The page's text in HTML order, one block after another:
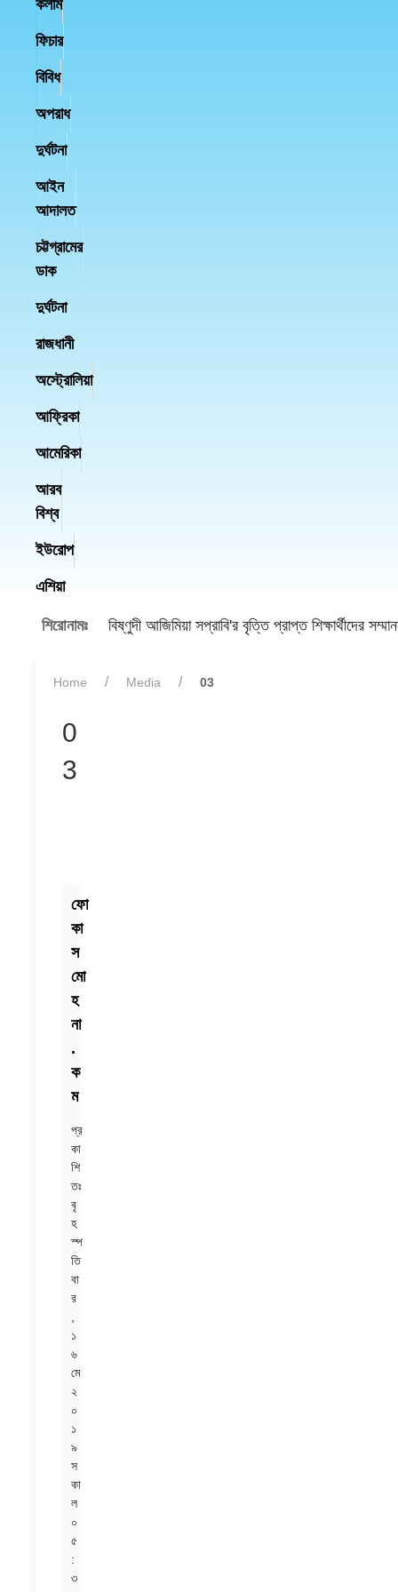
কলাম
ফিচার
বিবিধ
অপরাধ
দুর্ঘটনা
আইন
আদালত
চট্টগ্রামের
ডাক
দুর্ঘটনা
রাজধানী
অস্ট্রোলিয়া
আফ্রিকা
আমেরিকা
আরব
বিশ্ব
ইউরোপ
এশিয়া
শিরোনামঃ বিষ্ণুদী আজিমিয়া সপ্রাবি'র বৃত্তি প্রাপ্ত শিক্ষার্থীদের
Home Media 03
0
3
ফো
কা
স
মো
হ
না
.
ক
ম
প্র
কা
শি
তঃ
বৃ
হ
স্প
তি
বা
র
১
৬
মে
২
০
১
৯
স
কা
ল
০
৫
:
৩